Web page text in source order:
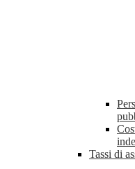
Tassi di